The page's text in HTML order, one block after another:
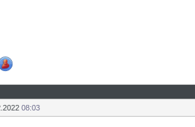
08:03